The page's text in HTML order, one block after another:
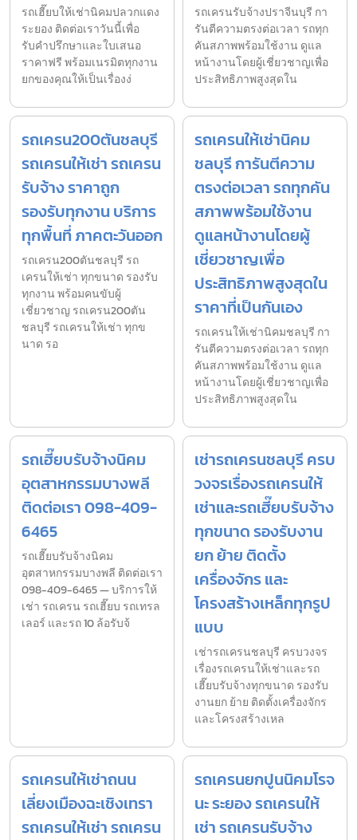
รถเฮี๊ยบให้เช่านิคมปลวกแดง
ระยอง ติดต่อเราวันนี้เพื่อ
รับคำปรึกษาและใบเสนอ
ราคาฟรี พร้อมเนรมิตทุกงาน
ยกของคุณให้เป็นเรื่องง่
รถเครนรับจ้างปราจีนบุรี กา
รันตีความตรงต่อเวลา รถทุก
คันสภาพพร้อมใช้งาน ดูแล
หน้างานโดยผู้เชี่ยวชาญเพื่อ
ประสิทธิภาพสูงสุดใน
รถเครน200ตันชลบุรี
รถเครนให้เช่า รถเครน
รับจ้าง ราคาถูก
รองรับทุกงาน บริการ
ทุกพื้นที่ ภาคตะวันออก
รถเครน200ตันชลบุรี รถ
เครนให้เช่า ทุกขนาด รองรับ
ทุกงาน พร้อมคนขับผู้
เชี่ยวชาญ รถเครน200ตัน
ชลบุรี รถเครนให้เช่า ทุกข
นาด รอ
รถเครนให้เช่านิคม
ชลบุรี การันตีความ
ตรงต่อเวลา รถทุกคัน
สภาพพร้อมใช้งาน
ดูแลหน้างานโดยผู้
เชี่ยวชาญเพื่อ
ประสิทธิภาพสูงสุดใน
ราคาที่เป็นกันเอง
รถเครนให้เช่านิคมชลบุรี กา
รันตีความตรงต่อเวลา รถทุก
คันสภาพพร้อมใช้งาน ดูแล
หน้างานโดยผู้เชี่ยวชาญเพื่อ
ประสิทธิภาพสูงสุดใน
รถเฮี๊ยบรับจ้างนิคม
อุตสาหกรรมบางพลี
ติดต่อเรา 098-409-
6465
รถเฮี๊ยบรับจ้างนิคม
อุตสาหกรรมบางพลี ติดต่อเรา
098-409-6465 — บริการให้
เช่า รถเครน รถเฮี๊ยบ รถเทรล
เลอร์ และรถ 10 ล้อรับจ้
เช่ารถเครนชลบุรี ครบ
วงจรเรื่องรถเครนให้
เช่าและรถเฮี๊ยบรับจ้าง
ทุกขนาด รองรับงาน
ยก ย้าย ติดตั้ง
เครื่องจักร และ
โครงสร้างเหล็กทุกรูป
แบบ
เช่ารถเครนชลบุรี ครบวงจร
เรื่องรถเครนให้เช่าและรถ
เฮี๊ยบรับจ้างทุกขนาด รองรับ
งานยก ย้าย ติดตั้งเครื่องจักร
และโครงสร้างเหล
รถเครนให้เช่าถนน
เลี่ยงเมืองฉะเชิงเทรา
รถเครนให้เช่า รถเครน
รถเครนยกปูนนิคมโรจ
นะ ระยอง รถเครนให้
เช่า รถเครนรับจ้าง